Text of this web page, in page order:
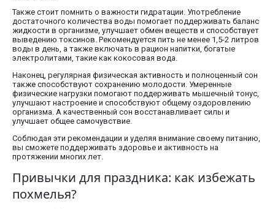
Также стоит помнить о важности гидратации. Употребление
достаточного количества воды помогает поддерживать баланс
жидкости в организме, улучшает обмен веществ и способствует
выведению токсинов. Рекомендуется пить не менее 1,5-2 литров
воды в день, а также включать в рацион напитки, богатые
электролитами, такие как кокосовая вода.
Наконец, регулярная физическая активность и полноценный сон
также способствуют сохранению молодости. Умеренные
физические нагрузки помогают поддерживать мышечный тонус,
улучшают настроение и способствуют общему оздоровлению
организма. А качественный сон восстанавливает силы и
улучшает общее самочувствие.
Соблюдая эти рекомендации и уделяя внимание своему питанию,
вы сможете поддерживать здоровье и активность на
протяжении многих лет.
Привычки для праздника: как избежать
похмелья?